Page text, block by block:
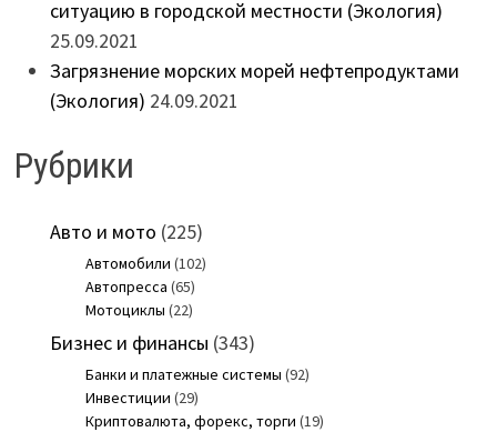
ситуацию в городской местности (Экология)
25.09.2021
Загрязнение морских морей нефтепродуктами
(Экология) 24.09.2021
Рубрики
Авто и мото (225)
Автомобили (102)
Автопресса (65)
Мотоциклы (22)
Бизнес и финансы (343)
Банки и платежные системы (92)
Инвестиции (29)
Криптовалюта, форекс, торги (19)